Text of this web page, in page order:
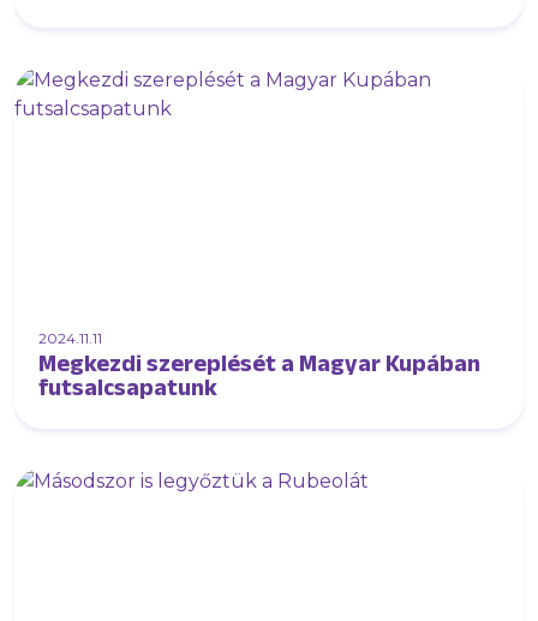
2024.11.11
Megkezdi szereplését a Magyar Kupában
futsalcsapatunk